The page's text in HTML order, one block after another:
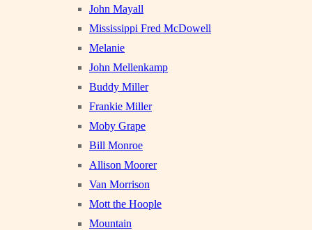
John Mayall
Mississippi Fred McDowell
Melanie
John Mellenkamp
Buddy Miller
Frankie Miller
Moby Grape
Bill Monroe
Allison Moorer
Van Morrison
Mott the Hoople
Mountain